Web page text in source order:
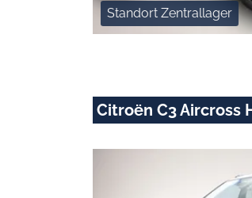
Standort Zentrallager
Citroën C3 Aircross